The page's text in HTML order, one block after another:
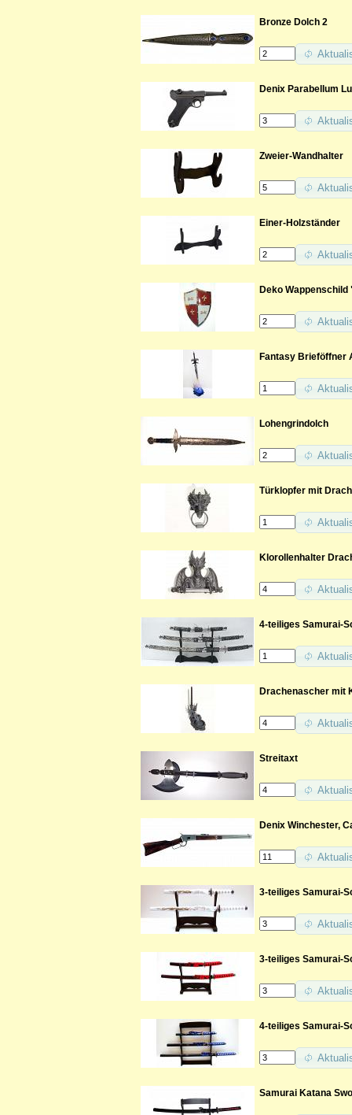
Bronze Dolch 2
Denix Parabellum
Zweier-Wandhalter
Einer-Holzständer
Deko
Fantasy Brieföffner
Lohengrindolch
Türklopfer mit
Klorollenhalter
4-teiliges Samurai-
Drachenascher mit
Streitaxt
Denix Winchester,
3-teiliges Samurai-
3-teiliges Samurai-
4-teiliges Samurai-
Samurai Katana